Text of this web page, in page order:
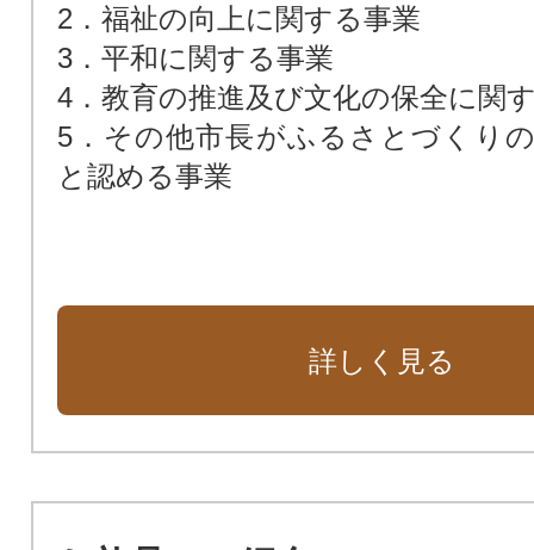
2．福祉の向上に関する事業
3．平和に関する事業
4．教育の推進及び文化の保全に関
5．その他市長がふるさとづくり
と認める事業
詳しく見る